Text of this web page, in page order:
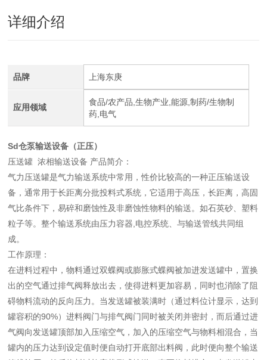
详细介绍
品牌 上海东庚
应用领域
食品/农产品,生物产业,能源,制药/生物制
药,电气
Sd仓泵输送设备（正压）
压送罐 浓相输送设备 产品简介：
气力压送罐是气力输送系统中常用，性价比较高的一种正压输送设
备，通常用于长距离分批投料式系统，它适用于高压，长距离，高固
气比条件下，易碎和磨蚀性及非磨蚀性物料的输送。如石英砂、塑料
粒子等。整个输送系统由压力容器,电控系统、与输送管线共同组
成。
工作原理：
在进料过程中，物料通过双蝶阀或膨胀式蝶阀被加进发送罐中，置换
出的空气通过排气阀释放出去，使得进料更加容易，同时也消除了阻
碍物料流动的反向压力。当发送罐被装满时（通过料位计显示，达到
罐容积的90%）进料阀门与排气阀门同时被关闭并密封，而后通过进
气阀向发送罐顶部加入压缩空气，加入的压缩空气与物料相混合，当
罐内的压力达到设定值时便自动打开底部出料阀，此时便向整个输送